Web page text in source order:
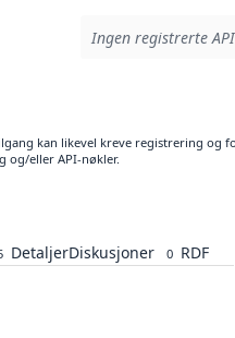
Ingen registrerte
kan likevel kreve registrering og
og/eller API-nøkler.
DetaljerDiskusjoner 0 RDF